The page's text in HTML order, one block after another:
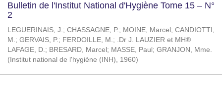
Bulletin de l'Institut National d'Hygiène Tome 15 – N°
2
LEGUERINAIS, J.; CHASSAGNE, P.; MOINE, Marcel ; CANDIOTTI,
M.; GERVAIS, P.; FERDOILLE, M.; .Dr J. LAUZIER et MH®
LAFAGE, D.; BRESARD, Marcel ; MASSE, Paul ; GRANJON, Mme.
( Institut national de l'hygiène (INH), 1960)